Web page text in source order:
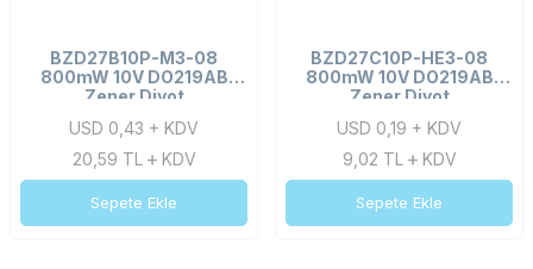
BZD27B10P-M3-08
800mW 10V DO219AB
Zener Diyot
USD 0,43 + KDV
20,59 TL KDV
Sepete Ekle
BZD27C10P-HE3-08
800mW 10V DO219AB
Zener Diyot
USD 0,19 + KDV
9,02 TL KDV
Sepete Ekle